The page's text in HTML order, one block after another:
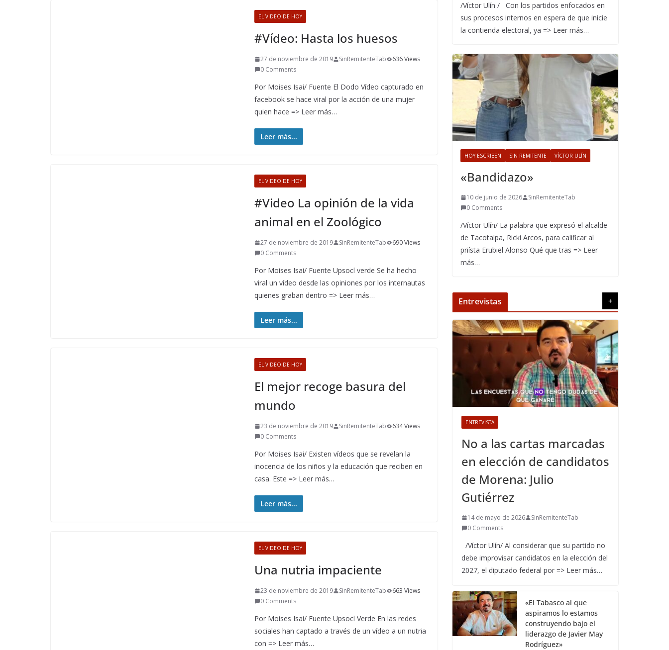
EL VIDEO DE HOY
#Vídeo: Hasta los huesos
27 de noviembre de 2019 SinRemitenteTab
636 Views
0 Comments
Por Moises Isai/ Fuente El Dodo Vídeo capturado en
facebook se hace viral por la acción de una mujer
quien hace => Leer más…
Leer más...
EL VIDEO DE HOY
#Video La opinión de la vida
animal en el Zoológico
27 de noviembre de 2019 SinRemitenteTab
690 Views
0 Comments
Por Moises Isai/ Fuente Upsocl verde Se ha hecho
viral un vídeo desde las opiniones por los internautas
quienes graban dentro => Leer más…
Leer más...
EL VIDEO DE HOY
El mejor recoge basura del
mundo
23 de noviembre de 2019 SinRemitenteTab
634 Views
0 Comments
Por Moises Isai/ Existen vídeos que se revelan la
inocencia de los niños y la educación que reciben en
casa. Este => Leer más…
Leer más...
EL VIDEO DE HOY
Una nutria impaciente
23 de noviembre de 2019 SinRemitenteTab
663 Views
0 Comments
Por Moises Isai/ Fuente Upsocl Verde En las redes
sociales han captado a través de un vídeo a un nutria
con => Leer más…
/Víctor Ulín / Con los partidos enfocados en
sus procesos internos en espera de que inicie
la contienda electoral, ya => Leer más…
HOY ESCRIBEN SIN REMITENTE VÍCTOR ULÍN
«Bandidazo»
10 de junio de 2026
SinRemitenteTab
0 Comments
/Víctor Ulín/ La palabra que expresó el alcalde
de Tacotalpa, Ricki Arcos, para calificar al
priísta Erubiel Alonso Qué que tras => Leer
más…
Entrevistas +
ENTREVISTA
No a las cartas marcadas
en elección de candidatos
de Morena: Julio
Gutiérrez
14 de mayo de 2026
SinRemitenteTab
0 Comments
/Víctor Ulín/ Al considerar que su partido no
debe improvisar candidatos en la elección del
2027, el diputado federal por => Leer más…
«El Tabasco al que
aspiramos lo estamos
construyendo bajo el
liderazgo de Javier May
Rodríguez»